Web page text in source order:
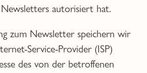
Newsletters autorisiert hat.
zum Newsletter speichern wir
Service-Provider (ISP)
des von der betroffenen